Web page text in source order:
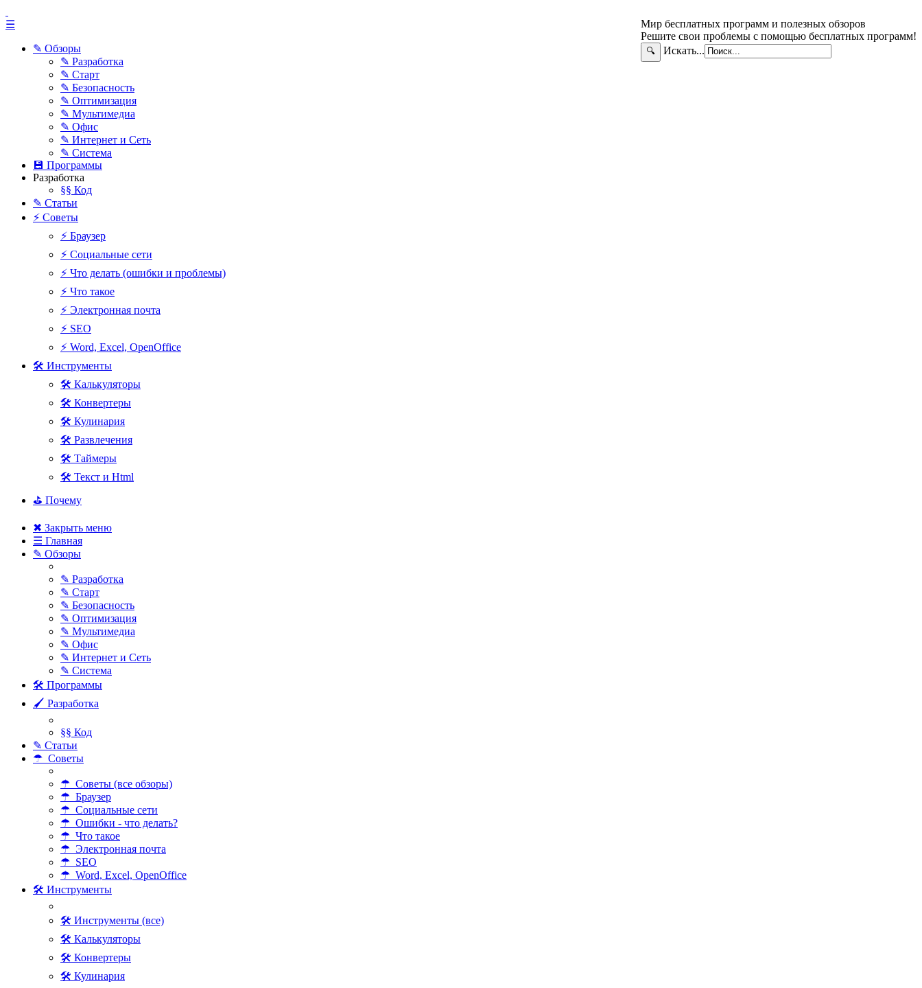
Мир бесплатных программ и полезных обзоров
Решите свои проблемы с помощью бесплатных программ!
🔍 Искать...
☰
✎ Обзоры
✎ Разработка
✎ Старт
✎ Безопасность
✎ Оптимизация
✎ Мультимедиа
✎ Офис
✎ Интернет и Сеть
✎ Система
💾 Программы
Разработка
§§ Код
✎ Статьи
⚡ Советы
⚡ Браузер
⚡ Социальные сети
⚡ Что делать (ошибки и проблемы)
⚡ Что такое
⚡ Электронная почта
⚡ SEO
⚡ Word, Excel, OpenOffice
🛠 Инструменты
🛠 Калькуляторы
🛠 Конвертеры
🛠 Кулинария
🛠 Развлечения
🛠 Таймеры
🛠 Текст и Html
⛳ Почему
✖ Закрыть меню
☰ Главная
✎ Обзоры
✎ Разработка
✎ Старт
✎ Безопасность
✎ Оптимизация
✎ Мультимедиа
✎ Офис
✎ Интернет и Сеть
✎ Система
🛠 Программы
🖌 Разработка
§§ Код
✎ Статьи
☂ Советы
☂ Советы (все обзоры)
☂ Браузер
☂ Социальные сети
☂ Ошибки - что делать?
☂ Что такое
☂ Электронная почта
☂ SEO
☂ Word, Excel, OpenOffice
🛠 Инструменты
🛠 Инструменты (все)
🛠 Калькуляторы
🛠 Конвертеры
🛠 Кулинария